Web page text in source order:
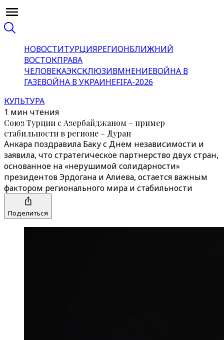
НОВОСТИТУРЦИЯРЕГИОНБЛИЖНИЙ
ВОСТОКПРАВА
ЧЕЛОВЕКАЭКСКЛЮЗИВМНЕНИЕВОЙНА В
ГАЗЕВОЙНА В УКРАИНЕFIFA-2026
КУЛЬТУРА
1 мин чтения
Союз Турции с Азербайджаном – пример
стабильности в регионе – Дуран
Анкара поздравила Баку с Днем независимости и
заявила, что стратегическое партнерство двух стран,
основанное на «нерушимой солидарности»
президентов Эрдогана и Алиева, остается важным
фактором регионального мира и стабильности
Поделиться